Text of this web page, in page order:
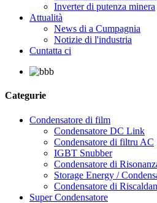
Inverter di putenza minera
Attualità
News di a Cumpagnia
Notizie di l'industria
Cuntatta ci
Categurie
Condensatore di film
Condensatore DC Link
Condensatore di filtru AC
IGBT Snubber
Condensatore di
Storage Energy /
Condensatore di
Super Condensatore